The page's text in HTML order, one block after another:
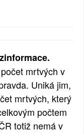
mrtvých v
Uniká jim,
mrtvých, který
počtem
totiž nemá v